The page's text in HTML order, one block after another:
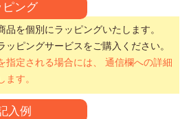
ング
品を個別にラッピングいたします。
ッピングサービスをご購入ください。
指定される場合には、 通信欄への詳細
ます。
入例